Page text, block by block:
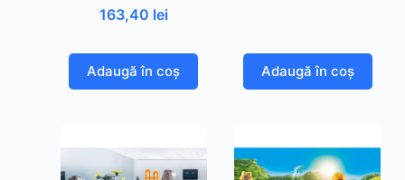
163,40 lei
Adaugă în coș Adaugă în coș